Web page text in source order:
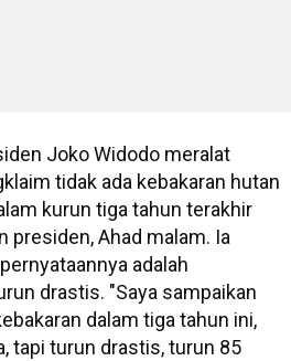
Joko Widodo meralat
tidak ada kebakaran hutan
kurun tiga tahun terakhir
presiden, Ahad malam. Ia
adalah
drastis. "Saya sampaikan
dalam tiga tahun ini,
tapi turun drastis, turun 85